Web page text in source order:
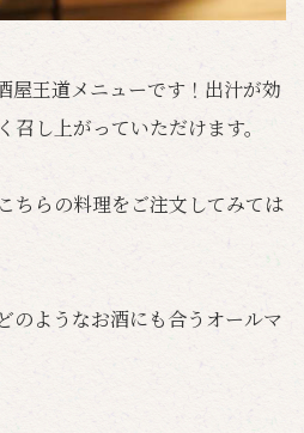
屋王道メニューです！出汁が効
し上がっていただけます。
ちらの料理をご注文してみては
のようなお酒にも合うオールマ